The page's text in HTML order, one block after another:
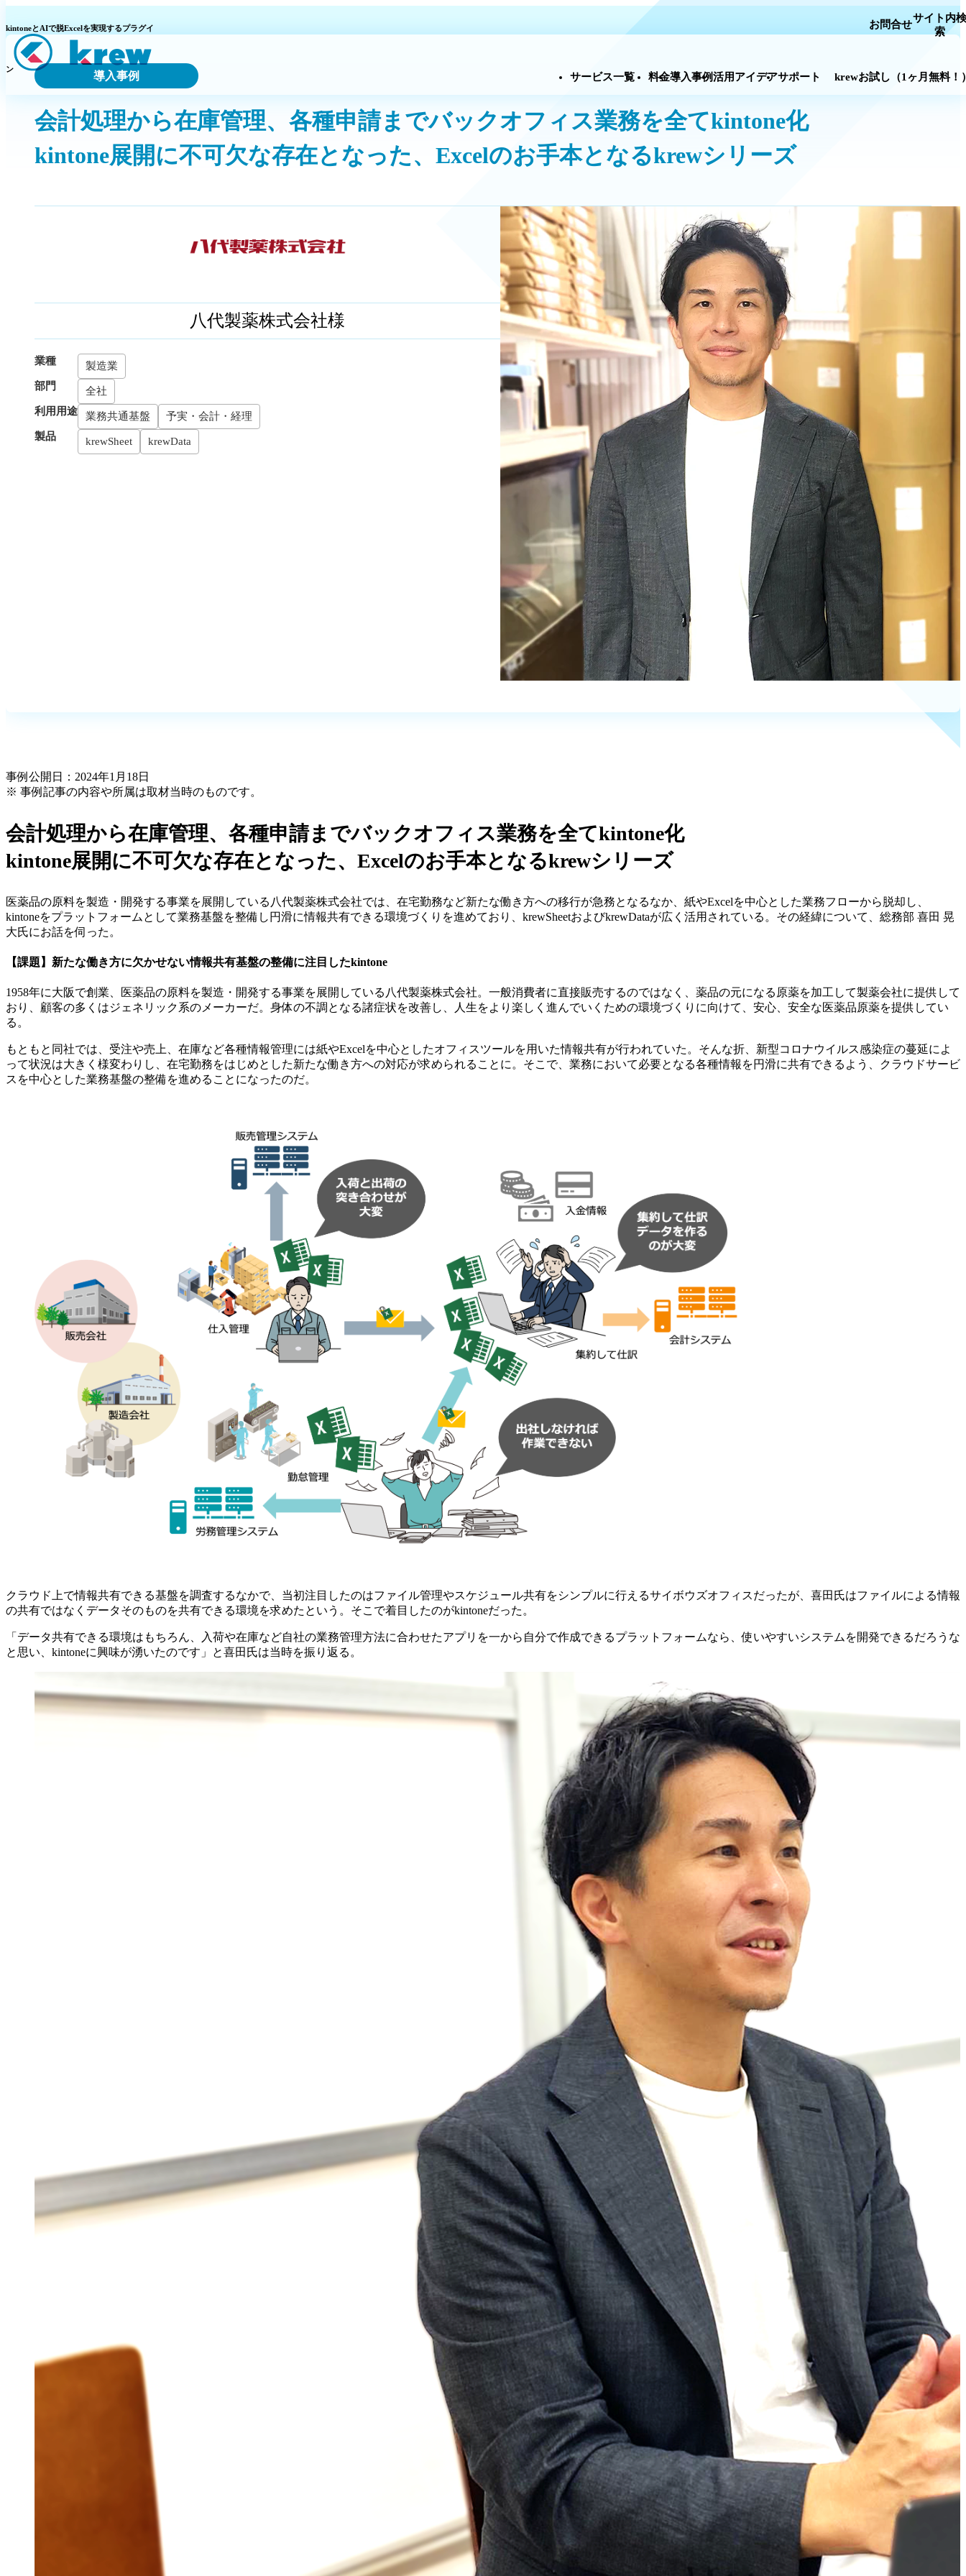
kintoneとAIで脱Excelを実現するプラグイ
お問合
サービス一覧 料金導入事例活用アイデア サポート krewお試し（
導入事例
会計処理から在庫管理、各種申請までバックオフィス業務を全てkintone化
kintone展開に不可欠な存在となった、Excelのお手本となるkrewシリーズ
八代製薬株式会社様
業種
製造業
部門
全社
利用用途
業務共通基盤
予実・会計・経理
製品
krewSheet krewData
事例公開日：2024年1月18日
※ 事例記事の内容や所属は取材当時のものです。
会計処理から在庫管理、各種申請までバックオフィス業務を全てkintone化
kintone展開に不可欠な存在となった、Excelのお手本となるkrewシリーズ
医薬品の原料を製造・開発する事業を展開している八代製薬株式会社では、在宅勤務など新たな働き方への移行が急務となるなか、紙やExcelを中心とした業務フローから脱却し、
kintoneをプラットフォームとして業務基盤を整備し円滑に情報共有できる環境づくりを進めており、krewSheetおよびkrewDataが広く活用されている。その経緯について、総務部 喜田 晃
大氏にお話を伺った。
【課題】新たな働き方に欠かせない情報共有基盤の整備に注目したkintone
1958年に大阪で創業、医薬品の原料を製造・開発する事業を展開している八代製薬株式会社。一般消費者に直接販売するのではなく、薬品の元になる原薬を加工して製薬会社に提供して
おり、顧客の多くはジェネリック系のメーカーだ。身体の不調となる諸症状を改善し、人生をより楽しく進んでいくための環境づくりに向けて、安心、安全な医薬品原薬を提供してい
る。
もともと同社では、受注や売上、在庫など各種情報管理には紙やExcelを中心としたオフィスツールを用いた情報共有が行われていた。そんな折、新型コロナウイルス感染症の蔓延によ
って状況は大きく様変わりし、在宅勤務をはじめとした新たな働き方への対応が求められることに。そこで、業務において必要となる各種情報を円滑に共有できるよう、クラウドサービ
スを中心とした業務基盤の整備を進めることになったのだ。
クラウド上で情報共有できる基盤を調査するなかで、当初注目したのはファイル管理やスケジュール共有をシンプルに行えるサイボウズオフィスだったが、喜田氏はファイルによる情報
の共有ではなくデータそのものを共有できる環境を求めたという。そこで着目したのがkintoneだった。
「データ共有できる環境はもちろん、入荷や在庫など自社の業務管理方法に合わせたアプリを一から自分で作成できるプラットフォームなら、使いやすいシステムを開発できるだろうな
と思い、kintoneに興味が湧いたのです」と喜田氏は当時を振り返る。